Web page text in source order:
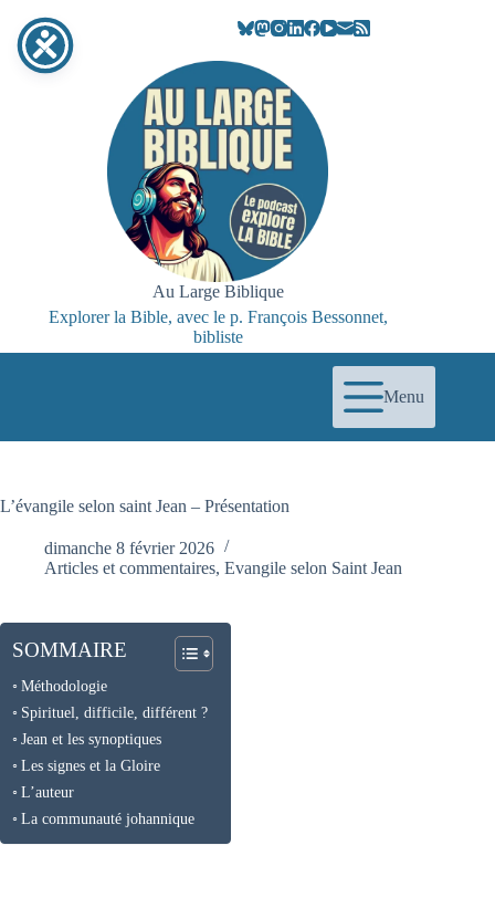
contenu
Au Large Biblique
Explorer la Bible, avec le p. François Bessonnet,
bibliste
Menu
L’évangile selon saint Jean – Présentation
dimanche 8 février 2026
Articles et commentaires, Evangile selon Saint Jean
SOMMAIRE
Méthodologie
Spirituel, difficile, différent ?
Jean et les synoptiques
Les signes et la Gloire
L’auteur
La communauté johannique